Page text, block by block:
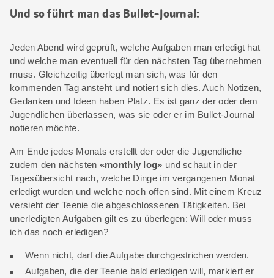
Und so führt man das Bullet-Journal:
Jeden Abend wird geprüft, welche Aufgaben man erledigt hat
und welche man eventuell für den nächsten Tag übernehmen
muss. Gleichzeitig überlegt man sich, was für den
kommenden Tag ansteht und notiert sich dies. Auch Notizen,
Gedanken und Ideen haben Platz. Es ist ganz der oder dem
Jugendlichen überlassen, was sie oder er im Bullet-Journal
notieren möchte.
Am Ende jedes Monats erstellt der oder die Jugendliche
zudem den nächsten «monthly log» und schaut in der
Tagesübersicht nach, welche Dinge im vergangenen Monat
erledigt wurden und welche noch offen sind. Mit einem Kreuz
versieht der Teenie die abgeschlossenen Tätigkeiten. Bei
unerledigten Aufgaben gilt es zu überlegen: Will oder muss
ich das noch erledigen?
Wenn nicht, darf die Aufgabe durchgestrichen werden.
Aufgaben, die der Teenie bald erledigen will, markiert er